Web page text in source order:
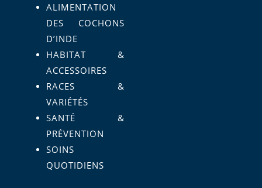
ALIMENTATION
DES COCHONS
D’INDE
HABITAT &
ACCESSOIRES
RACES &
VARIÉTÉS
SANTÉ &
PRÉVENTION
SOINS
QUOTIDIENS